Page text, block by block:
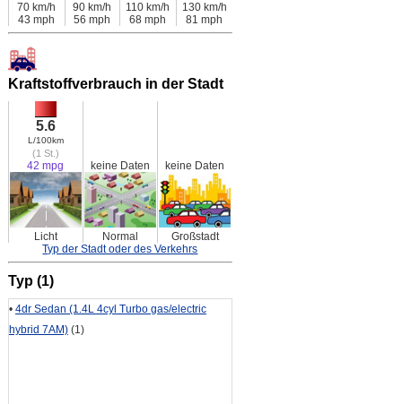
70 km/h
43 mph
90 km/h
56 mph
110 km/h
68 mph
130 km/h
81 mph
Kraftstoffverbrauch in der Stadt
5.6
L/100km
(1 St.)
42 mpg keine Daten keine Daten
Licht Normal
Großstadt
Typ der Stadt oder des Verkehrs
Typ (1)
• 4dr Sedan (1.4L 4cyl Turbo gas/electric
hybrid 7AM)(1)